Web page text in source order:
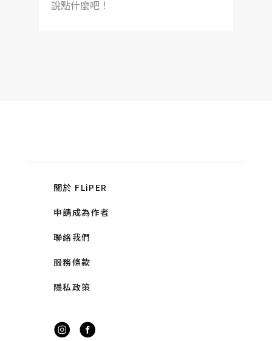
說點什麼吧！
關於 FLiPER
申請成為作者
聯絡我們
服務條款
隱私政策